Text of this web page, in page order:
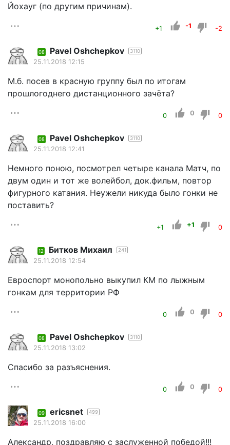
Йохауг (по другим причинам).
+1 -1 -2
08 Pavel Oshchepkov 3110
25.11.2018 12:15
М.б. посев в красную группу был по итогам
прошлогоднего дистанционного зачёта?
0 0 0
08 Pavel Oshchepkov 3110
25.11.2018 12:41
Немного поною, посмотрел четыре канала Матч, по
двум один и тот же волейбол, док.фильм, повтор
фигурного катания. Неужели никуда было гонки не
поставить?
+1 +1 0
12 Битков Михаил 241
25.11.2018 12:54
Евроспорт монопольно выкупил КМ по лыжным
гонкам для территории РФ
0 0 0
08 Pavel Oshchepkov 3110
25.11.2018 13:02
Спасибо за разъяснения.
0 0 0
09 ericsnet 499
25.11.2018 16:00
Александр, поздравляю с заслуженной победой!!!